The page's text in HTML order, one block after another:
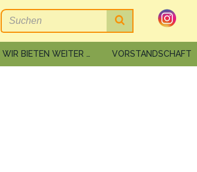
WIR BIETEN WEITER … VORSTANDSCHAFT